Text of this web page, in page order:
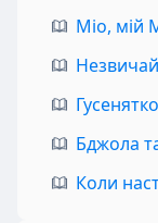
Міо, мій
Гусенятко
Бджола
Коли